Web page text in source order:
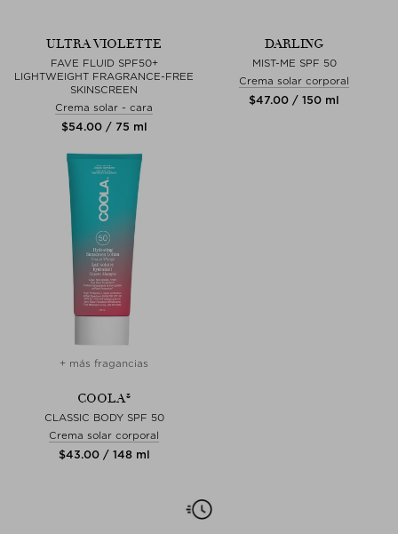
ULTRA VIOLETTE
FAVE FLUID SPF50+
LIGHTWEIGHT FRAGRANCE-FREE
SKINSCREEN
Crema solar - cara
$‌54.00 / 75 ml
DARLING
MIST-ME SPF 50
Crema solar corporal
$‌47.00 / 150 ml
+ más fragancias
COOLA®
CLASSIC BODY SPF 50
Crema solar corporal
$‌43.00 / 148 ml